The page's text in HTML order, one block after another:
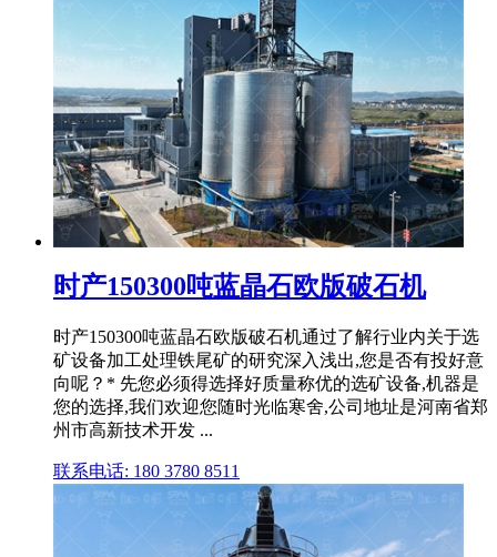
时产150300吨蓝晶石欧版破石机
时产150300吨蓝晶石欧版破石机通过了解行业内关于选
矿设备加工处理铁尾矿的研究深入浅出,您是否有投好意
向呢？* 先您必须得选择好质量称优的选矿设备,机器是
您的选择,我们欢迎您随时光临寒舍,公司地址是河南省郑
州市高新技术开发 ...
联系电话: 180 3780 8511